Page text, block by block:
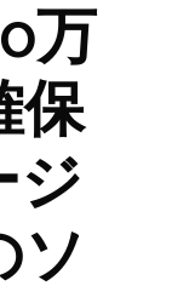
万
保
ジ